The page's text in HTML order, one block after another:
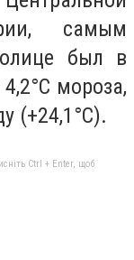
самым
был в
мороза,
(+24,1°C).
Ctrl + Enter, щоб